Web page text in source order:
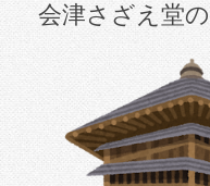
会津さざえ堂